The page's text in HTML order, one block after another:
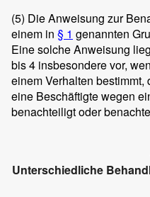
(5) Die Anweisung zur
einem in § 1 genannten
Eine solche Anweisung
bis 4 insbesondere vor,
einem Verhalten
eine Beschäftigte wegen
benachteiligt oder
Unterschiedliche